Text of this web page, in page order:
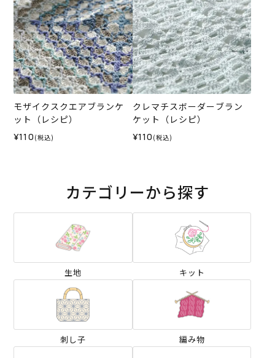
モザイクスクエアブランケ
ット（レシピ）
¥110 (税込)
クレマチスボーダーブラン
ケット（レシピ）
¥110 (税込)
カテゴリーから探す
生地 キット
刺し子 編み物